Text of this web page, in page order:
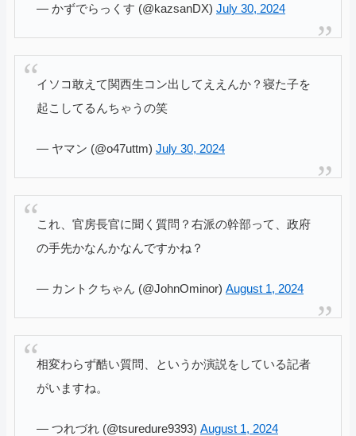
— かずでらっくす (@kazsanDX) July 30, 2024
イソコ敢えて関西生コン出してええんか？寝た子を
起こしてるんちゃうの笑
— ヤマン (@o47uttm) July 30, 2024
これ、官房長官に聞く質問？右派の幹部って、政府
の手先かなんかなんですかね？
— カントクちゃん (@JohnOminor) August 1, 2024
相変わらず酷い質問、というか演説をしている記者
がいますね。
— つれづれ (@tsuredure9393) August 1, 2024